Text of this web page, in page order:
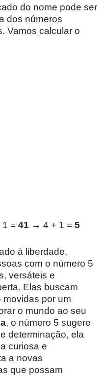
do nome pode ser
dos números
Vamos calcular o
1 = 41 → 4 + 1 = 5
à liberdade,
com o número 5
versáteis e
Elas buscam
por um
o mundo ao seu
, o número 5 sugere
determinação, ela
curiosa e
a novas
que possam